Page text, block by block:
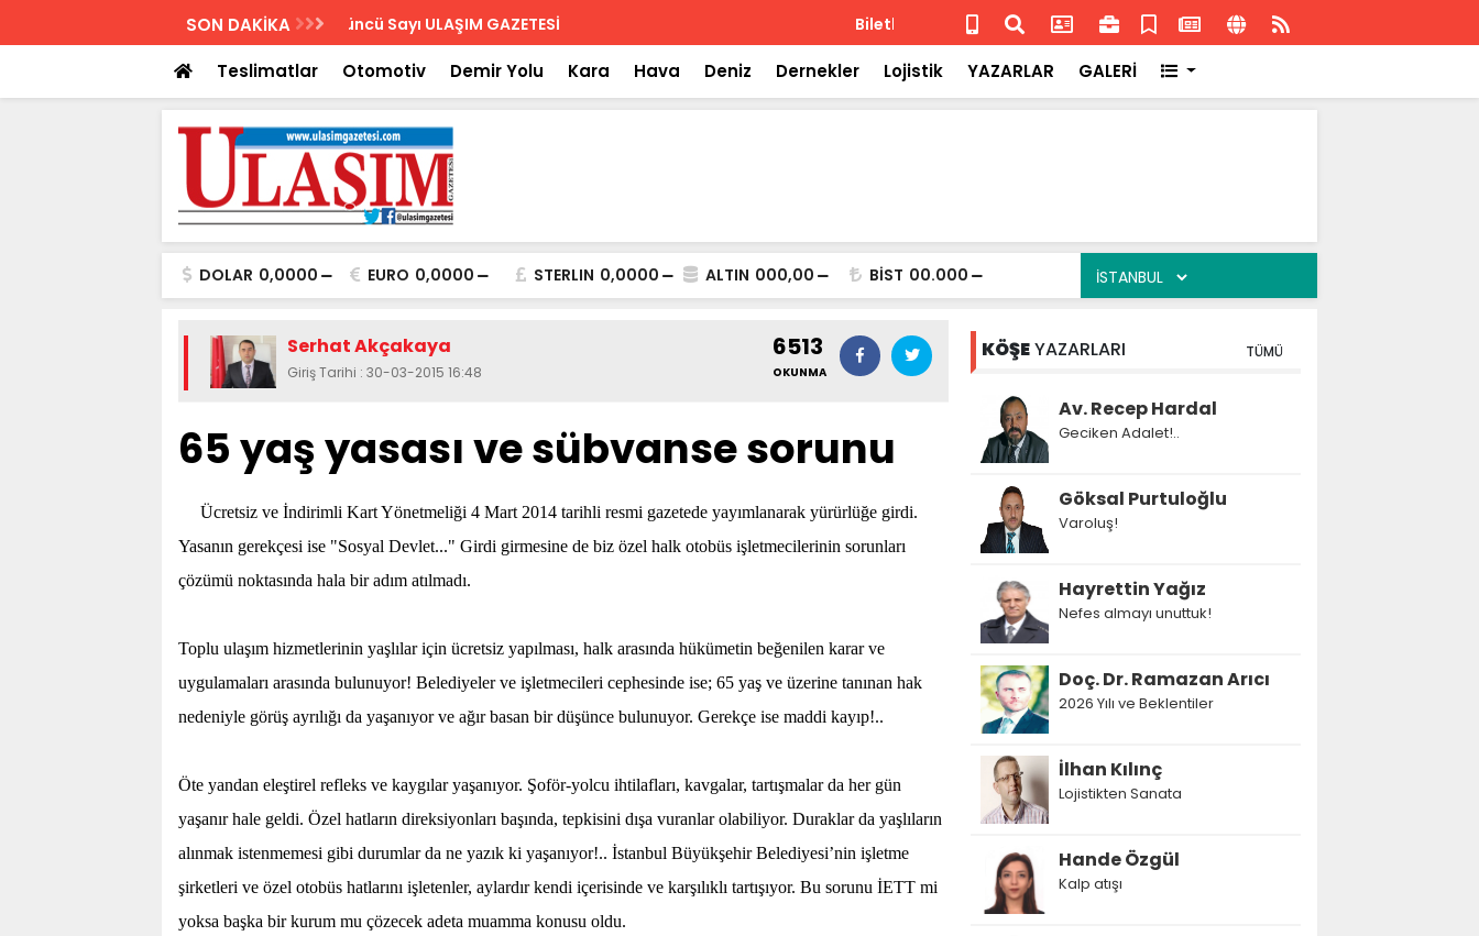
SON DAKİKA Biletler 12 saatte iade Isuzu'nun Fransa'daki başarısı
Teslimatlar Otomotiv Demir Yolu Kara Hava Deniz Dernekler Lojistik YAZARLAR GALERİ
DOLAR 0,0000 EURO 0,0000 STERLIN 0,0000 ALTIN 000,00 BİST 00.000
Serhat Akçakaya
Giriş Tarihi : 30-03-2015 16:48
6513
OKUNMA
65 yaş yasası ve sübvanse sorunu
Ücretsiz ve İndirimli Kart Yönetmeliği 4 Mart 2014 tarihli resmi gazetede yayımlanarak yürürlüğe girdi.
Yasanın gerekçesi ise "Sosyal Devlet..." Girdi girmesine de biz özel halk otobüs işletmecilerinin sorunları
çözümü noktasında hala bir adım atılmadı.
Toplu ulaşım hizmetlerinin yaşlılar için ücretsiz yapılması, halk arasında hükümetin beğenilen karar ve
uygulamaları arasında bulunuyor! Belediyeler ve işletmecileri cephesinde ise; 65 yaş ve üzerine tanınan hak
nedeniyle görüş ayrılığı da yaşanıyor ve ağır basan bir düşünce bulunuyor. Gerekçe ise maddi kayıp!..
Öte yandan eleştirel refleks ve kaygılar yaşanıyor. Şoför-yolcu ihtilafları, kavgalar, tartışmalar da her gün
yaşanır hale geldi. Özel hatların direksiyonları başında, tepkisini dışa vuranlar olabiliyor. Duraklar da yaşlıların
alınmak istenmemesi gibi durumlar da ne yazık ki yaşanıyor!.. İstanbul Büyükşehir Belediyesi’nin işletme
şirketleri ve özel otobüs hatlarını işletenler, aylardır kendi içerisinde ve karşılıklı tartışıyor. Bu sorunu İETT mi
yoksa başka bir kurum mu çözecek adeta muamma konusu oldu.
KÖŞEYAZARLARI TÜMÜ
Av. Recep Hardal
Geciken Adalet!..
Göksal Purtuloğlu
Varoluş!
Hayrettin Yağız
Nefes almayı unuttuk!
Doç. Dr. Ramazan Arıcı
2026 Yılı ve Beklentiler
İlhan Kılınç
Lojistikten Sanata
Hande Özgül
Kalp atışı